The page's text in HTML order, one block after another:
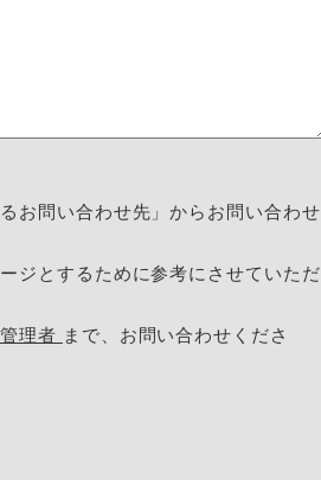
お問い合わせ先」からお問い合わせ
ジとするために参考にさせていただ
理者 まで、お問い合わせくださ